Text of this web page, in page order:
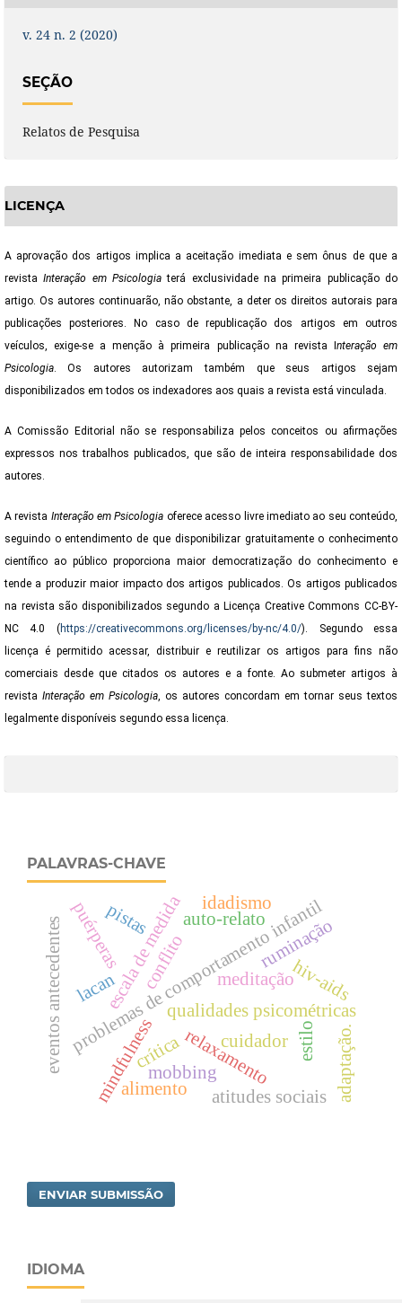
v. 24 n. 2 (2020)
SEÇÃO
Relatos de Pesquisa
LICENÇA
A aprovação dos artigos implica a aceitação imediata e sem ônus de que a
revistaInteração em Psicologia terá exclusividade na primeira publicação do
artigo. Os autores continuarão, não obstante, a deter os direitos autorais para
publicações posteriores. No caso de republicação dos artigos em outros
veículos, exige-se a menção à primeira publicação na revista Interação em
Psicologia. Os autores autorizam também que seus artigos sejam
disponibilizados em todos os indexadores aos quais a revista está vinculada.
A Comissão Editorial não se responsabiliza pelos conceitos ou afirmações
expressos nos trabalhos publicados, que são de inteira responsabilidade dos
autores.
A revista Interação em Psicologia oferece acesso livre imediato ao seu conteúdo,
seguindo o entendimento de que disponibilizar gratuitamente o conhecimento
científico ao público proporciona maior democratização do conhecimento e
tende a produzir maior impacto dos artigos publicados. Os artigos publicados
na revista são disponibilizados segundo a Licença Creative Commons CC-BY-
NC 4.0 (https://creativecommons.org/licenses/by-nc/4.0/). Segundo essa
licença é permitido acessar, distribuir e reutilizar os artigos para fins não
comerciais desde que citados os autores e a fonte. Ao submeter artigos à
revista Interação em Psicologia os autores concordam em tornar seus textos
legalmente disponíveis segundo essa licença.
PALAVRAS-CHAVE
cuidador
problemas de comportamento infantil
mindfulness relaxamento
meditação
qualidades psicométricas
escala de medida
crítica estilo
lacan
auto-relato
eventos antecedentes
atitudes sociais
hiv-aids
puérperas
alimento
conflito
adaptação.
ruminação
mobbing
pistas idadismo
ENVIAR SUBMISSÃO
IDIOMA